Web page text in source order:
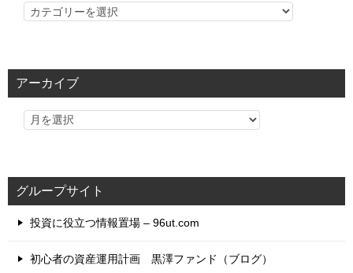
カ
リ
アーカイブ
グループサイト
投資に役立つ情報置場 – 96ut.com
初心者の資産運用計画 黒澤ファンド（ブログ）